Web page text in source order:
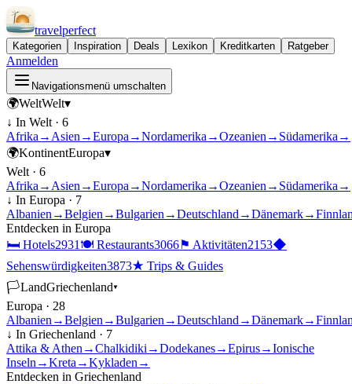
travelperfect
Kategorien Inspiration Deals Lexikon Kreditkarten Ratgeber
Anmelden
Navigationsmenü umschalten
🌍WeltWelt▾
↓ In Welt · 6
Afrika → Asien →Europa →Nordamerika →Ozeanien → Südamerika →
🌍KontinentEuropa▾
Welt · 6
Afrika → Asien →Europa →Nordamerika →Ozeanien → Südamerika →
↓ In Europa · 7
Albanien →Belgien →Bulgarien →Deutschland →Dänemark→
Entdecken in Europa
🛏 Hotels2931 🍽 Restaurants3066⚑ Aktivitäten2153◆
Sehenswürdigkeiten3873★ Trips & Guides
🏳LandGriechenland▾
Europa · 28
Albanien →Belgien →Bulgarien →Deutschland →Dänemark→
↓ In Griechenland · 7
Attika & Athen →Chalkidiki →Dodekanes→Epirus→Ionische
Inseln →Kreta →Kykladen →
Entdecken in Griechenland